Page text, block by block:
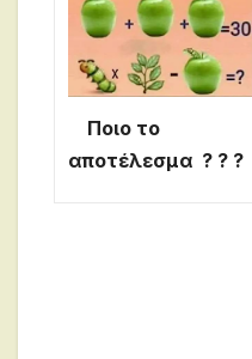
Ποιο το
αποτέλεσμα ? ? ?